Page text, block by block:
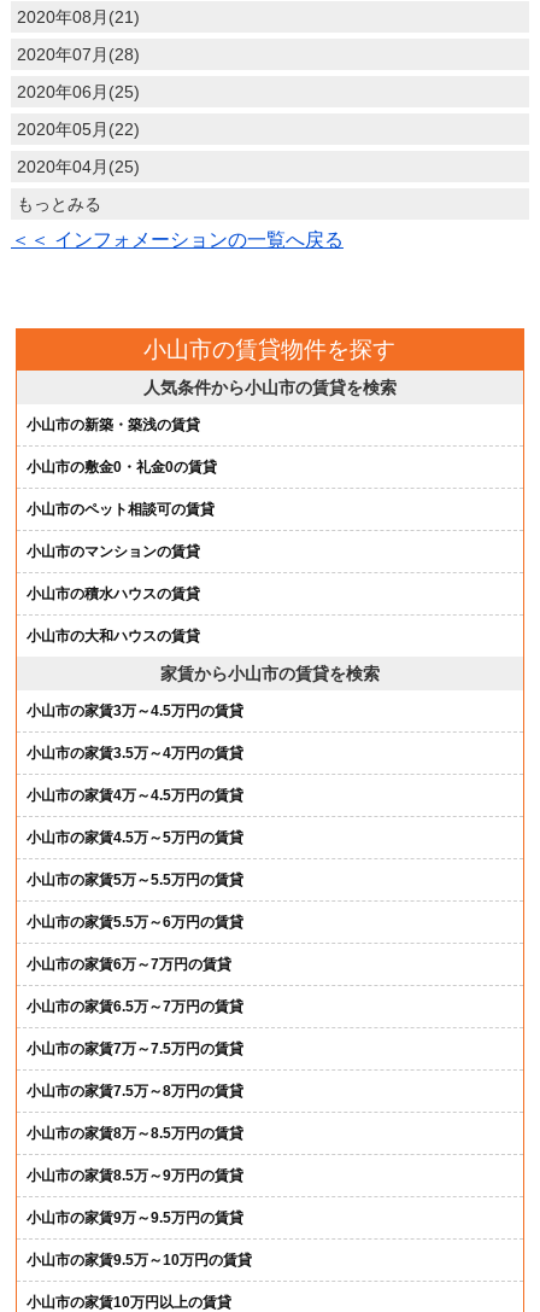
2020年08月(21)
2020年07月(28)
2020年06月(25)
2020年05月(22)
2020年04月(25)
もっとみる
＜＜ インフォメーションの一覧へ戻る
小山市の賃貸物件を探す
人気条件から小山市の賃貸を検索
小山市の新築・築浅の賃貸
小山市の敷金0・礼金0の賃貸
小山市のペット相談可の賃貸
小山市のマンションの賃貸
小山市の積水ハウスの賃貸
小山市の大和ハウスの賃貸
家賃から小山市の賃貸を検索
小山市の家賃3万～4.5万円の賃貸
小山市の家賃3.5万～4万円の賃貸
小山市の家賃4万～4.5万円の賃貸
小山市の家賃4.5万～5万円の賃貸
小山市の家賃5万～5.5万円の賃貸
小山市の家賃5.5万～6万円の賃貸
小山市の家賃6万～7万円の賃貸
小山市の家賃6.5万～7万円の賃貸
小山市の家賃7万～7.5万円の賃貸
小山市の家賃7.5万～8万円の賃貸
小山市の家賃8万～8.5万円の賃貸
小山市の家賃8.5万～9万円の賃貸
小山市の家賃9万～9.5万円の賃貸
小山市の家賃9.5万～10万円の賃貸
小山市の家賃10万円以上の賃貸